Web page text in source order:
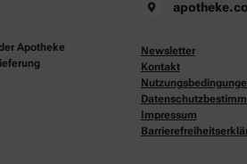
Apotheke
Newsletter
Kontakt
Impressum